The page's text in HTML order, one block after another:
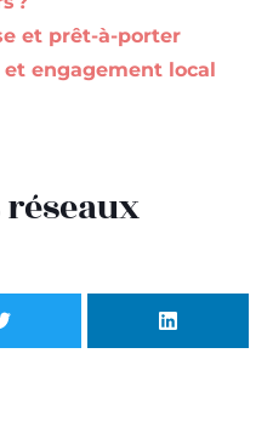
et prêt-à-porter
engagement local